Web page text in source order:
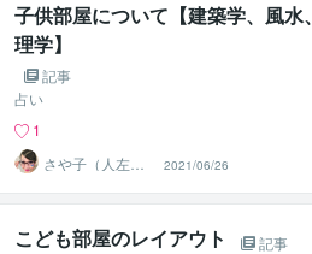
子供部屋について【建築学、風水
理学】
記事
占い
1
さや子（人左綾
星）
2021/06/26
こども部屋のレイアウト
記事